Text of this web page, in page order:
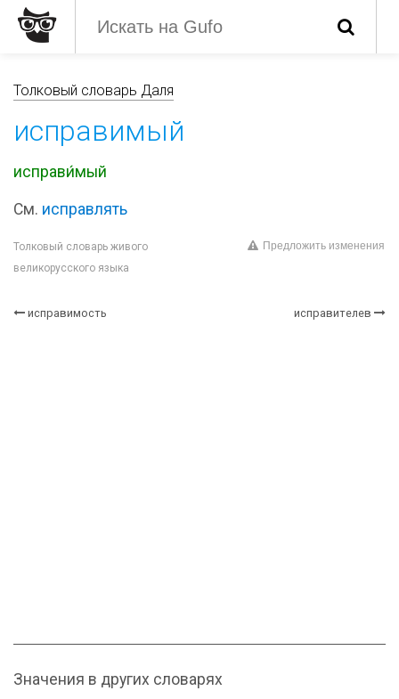
Толковый словарь Даля
исправимый
исправи́мый
См. исправлять
Толковый словарь живого
великорусского языка
Предложить изменения
исправимость исправителев
Значения в других словарях